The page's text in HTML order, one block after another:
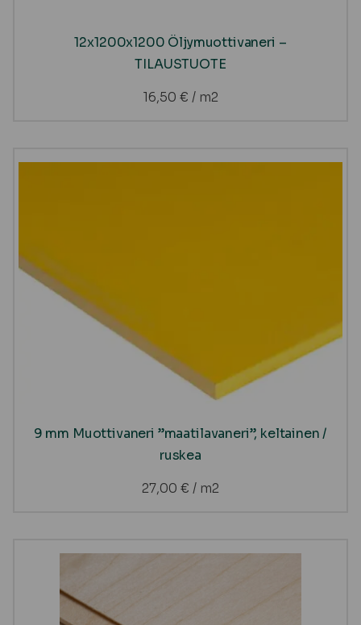
12x1200x1200 Öljymuottivaneri –
TILAUSTUOTE
16,50 € / m2
9 mm Muottivaneri ”maatilavaneri”, keltainen /
ruskea
27,00 € / m2